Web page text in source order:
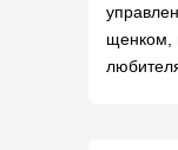
щенком,